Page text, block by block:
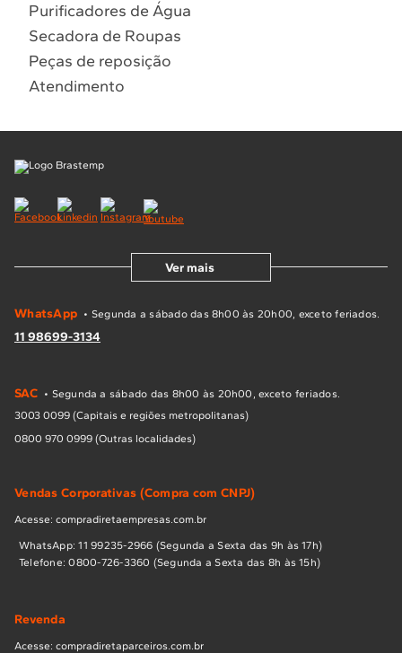
Purificadores de Água
Secadora de Roupas
Peças de reposição
Atendimento
Ver mais
WhatsApp • Segunda a sábado das 8h00 às 20h00, exceto feriados.
11 98699-3134
SAC • Segunda a sábado das 8h00 às 20h00, exceto feriados.
3003 0099 (Capitais e regiões metropolitanas)
0800 970 0999 (Outras localidades)
Vendas Corporativas (Compra com CNPJ)
Acesse: compradiretaempresas.com.br
WhatsApp: 11 99235-2966 (Segunda a Sexta das 9h às 17h)
Telefone: 0800-726-3360 (Segunda a Sexta das 8h às 15h)
Revenda
Acesse: compradiretaparceiros.com.br